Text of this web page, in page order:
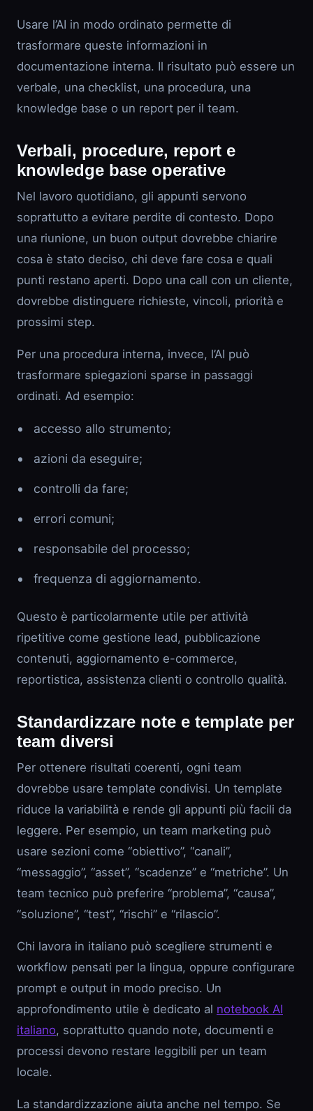
Usare l’AI in modo ordinato permette di
trasformare queste informazioni in
documentazione interna. Il risultato può essere un
verbale, una checklist, una procedura, una
knowledge base o un report per il team.
Verbali, procedure, report e
knowledge base operative
Nel lavoro quotidiano, gli appunti servono
soprattutto a evitare perdite di contesto. Dopo
una riunione, un buon output dovrebbe chiarire
cosa è stato deciso, chi deve fare cosa e quali
punti restano aperti. Dopo una call con un cliente,
dovrebbe distinguere richieste, vincoli, priorità e
prossimi step.
Per una procedura interna, invece, l’AI può
trasformare spiegazioni sparse in passaggi
ordinati. Ad esempio:
accesso allo strumento;
azioni da eseguire;
controlli da fare;
errori comuni;
responsabile del processo;
frequenza di aggiornamento.
Questo è particolarmente utile per attività
ripetitive come gestione lead, pubblicazione
contenuti, aggiornamento e-commerce,
reportistica, assistenza clienti o controllo qualità.
Standardizzare note e template per
team diversi
Per ottenere risultati coerenti, ogni team
dovrebbe usare template condivisi. Un template
riduce la variabilità e rende gli appunti più facili da
leggere. Per esempio, un team marketing può
usare sezioni come “obiettivo”, “canali”,
“messaggio”, “asset”, “scadenze” e “metriche”. Un
team tecnico può preferire “problema”, “causa”,
“soluzione”, “test”, “rischi” e “rilascio”.
Chi lavora in italiano può scegliere strumenti e
workflow pensati per la lingua, oppure configurare
prompt e output in modo preciso. Un
approfondimento utile è dedicato al notebook AI
italiano, soprattutto quando note, documenti e
processi devono restare leggibili per un team
locale.
La standardizzazione aiuta anche nel tempo. Se